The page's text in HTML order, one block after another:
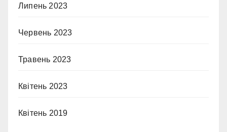
Липень 2023
Червень 2023
Травень 2023
Квітень 2023
Квітень 2019